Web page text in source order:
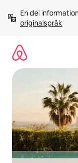
innehåll
En del
originalspråk